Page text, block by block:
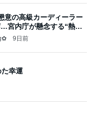
意の高級カーディーラー
宮内庁が懸念する“熱心
9日前
幸運